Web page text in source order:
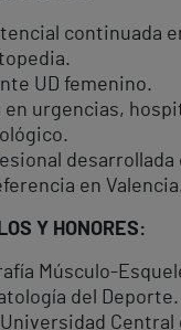
continuada
UD femenino.
en urgencias,
desarrollada
en
Y HONORES:
Músculo-
del Deporte.
Central